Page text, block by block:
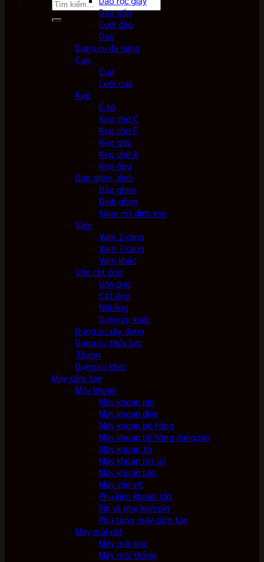
Tìm
Dao gấp
Lưỡi dao
Dao
Dụng cụ đa năng
Cưa
Cưa
Lưỡi cưa
Kẹp
Ê tô
Kẹp chữ C
Kẹp chữ F
Kẹp góc
Kẹp chữ A
Kẹp ống
Dập ghim, đinh
Dập ghim
Đinh ghim
Súng rút đinh rive
Vam
Vam 2 càng
Vam 3 càng
Vam khác
Uốn cắt ống
Uốn ống
Cắt ống
Nối ống
Dụng cụ khác
Dụng cụ xây dựng
Dụng cụ thủy lực
Thang
Dụng cụ khác
Máy cầm tay
Máy khoan
Máy khoan pin
Máy khoan điện
Máy khoan bê tông
Máy khoan bê tông dùng pin
Máy khoan từ
Máy khoan rút lõi
Máy khoan bàn
Máy vặn vít
Phụ kiện khoan cắt
Pin và phụ kiện pin
Phụ tùng máy cầm tay
Máy mài cắt
Máy mài góc
Máy mài thẳng